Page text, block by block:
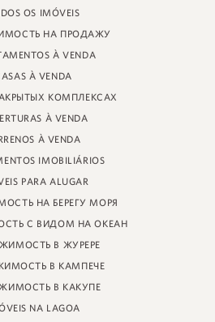
ХАЙНЦА БРАУНШПЕРГЕРА, 88 - МАГАЗИН
INTERNACIONAL, ФЛОРИАНОПОЛИС
КАТАРИНА - 88053-680
КРЕЦИ 11161
OS IMÓVEIS
НА ПРОДАЖУ
À VENDA
À VENDA
КОМПЛЕКСАХ
À VENDA
À VENDA
IMOBILIÁRIOS
PARA ALUGAR
НА БЕРЕГУ МОРЯ
С ВИДОМ НА ОКЕАН
В ЖУРЕРЕ
В КАМПЕЧЕ
В КАКУПЕ
NA LAGOA